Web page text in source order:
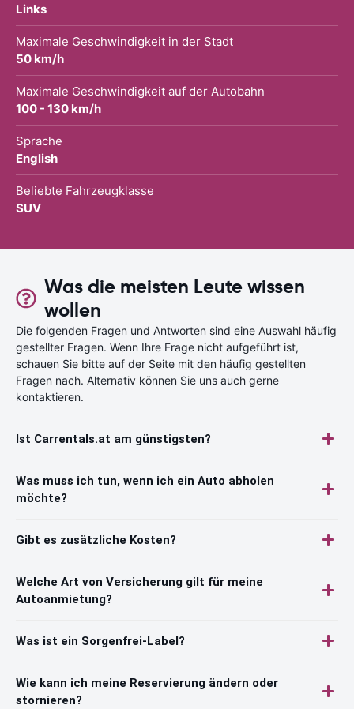
Links
Maximale Geschwindigkeit in der Stadt
50 km/h
Maximale Geschwindigkeit auf der Autobahn
100 - 130 km/h
Sprache
English
Beliebte Fahrzeugklasse
SUV
Was die meisten Leute wissen
wollen
Die folgenden Fragen und Antworten sind eine Auswahl häufig
gestellter Fragen. Wenn Ihre Frage nicht aufgeführt ist,
schauen Sie bitte auf der Seite mit den häufig gestellten
Fragen nach. Alternativ können Sie uns auch gerne
kontaktieren.
Ist Carrentals.at am günstigsten?
Was muss ich tun, wenn ich ein Auto abholen
möchte?
Gibt es zusätzliche Kosten?
Welche Art von Versicherung gilt für meine
Autoanmietung?
Was ist ein Sorgenfrei-Label?
Wie kann ich meine Reservierung ändern oder
stornieren?